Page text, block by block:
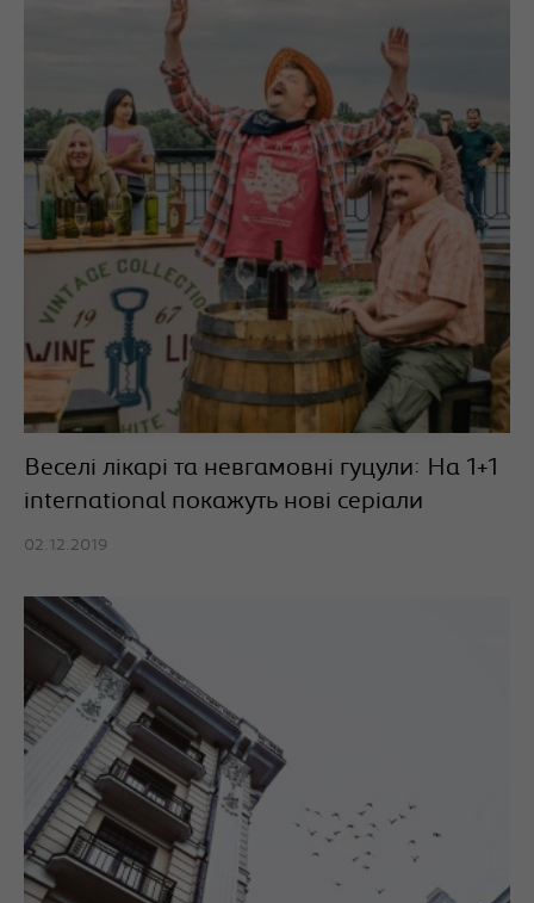
Веселі лікарі та невгамовні гуцули: На 1+1
international покажуть нові серіали
02.12.2019